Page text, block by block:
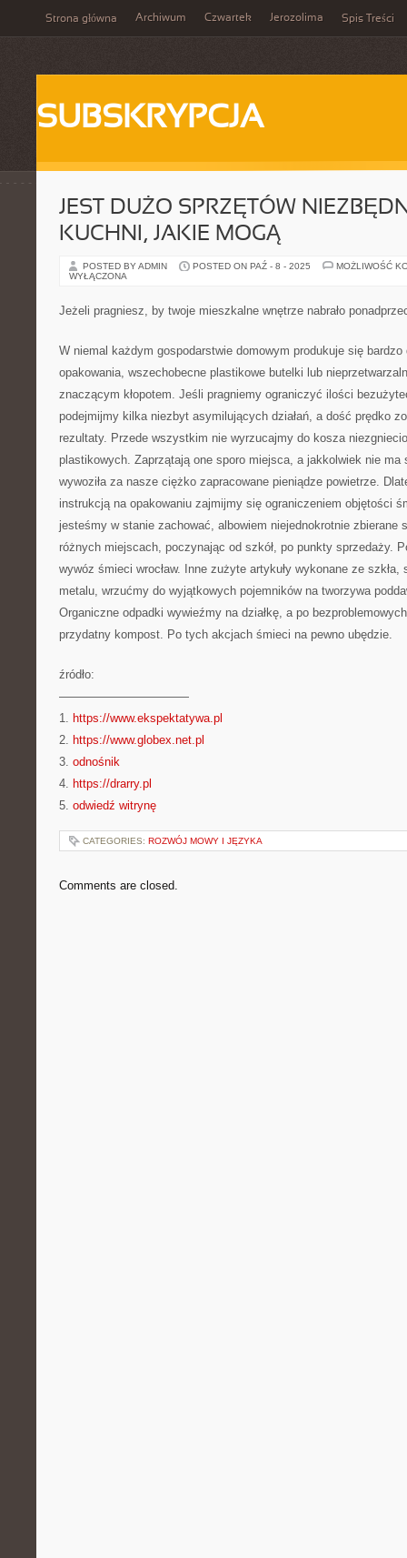
Strona główna Archiwum Czwartek Jerozolima Spis Treści
SUBSKRYPCJA
JEST DUŻO SPRZĘTÓW
KUCHNI, JAKIE MOGĄ
POSTED BY ADMIN POSTED ON PAŹ - 8 - 2025
MOŻLIWOŚĆ
WYŁĄCZONA
Jeżeli pragniesz, by twoje mieszkalne wnętrze nabrało
W niemal każdym gospodarstwie domowym produkuje się
opakowania, wszechobecne plastikowe butelki lub
znaczącym kłopotem. Jeśli pragniemy ograniczyć ilości
podejmijmy kilka niezbyt asymilujących działań, a dość prędko
rezultaty. Przede wszystkim nie wyrzucajmy do kosza
plastikowych. Zaprzątają one sporo miejsca, a jakkolwiek nie ma
wywoziła za nasze ciężko zapracowane pieniądze powietrze.
instrukcją na opakowaniu zajmijmy się ograniczeniem objętości
jesteśmy w stanie zachować, albowiem niejednokrotnie zbierane
różnych miejscach, poczynając od szkół, po punkty sprzedaży.
wywóz śmieci wrocław. Inne zużyte artykuły wykonane ze
metalu, wrzućmy do wyjątkowych pojemników na tworzywa
Organiczne odpadki wywieźmy na działkę, a po
przydatny kompost. Po tych akcjach śmieci na pewno ubędzie.
źródło:
———————————
1. https://www.ekspektatywa.pl
2. https://www.globex.net.pl
3. odnośnik
4. https://drarry.pl
5. odwiedź witrynę
CATEGORIES: ROZWÓJ MOWY I JĘZYKA
Comments are closed.